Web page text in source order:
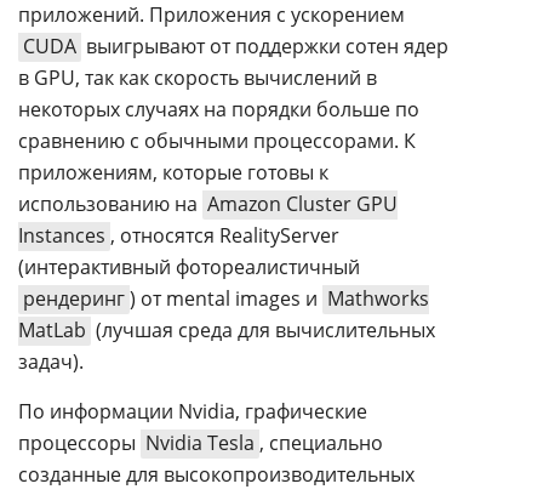
приложений. Приложения с ускорением
CUDA выигрывают от поддержки сотен ядер
в GPU, так как скорость вычислений в
некоторых случаях на порядки больше по
сравнению с обычными процессорами. К
приложениям, которые готовы к
использованию на Amazon Cluster GPU
Instances , относятся RealityServer
(интерактивный фотореалистичный
рендеринг) от mental images и Mathworks
MatLab (лучшая среда для вычислительных
задач).
По информации Nvidia, графические
процессоры Nvidia Tesla , специально
созданные для высокопроизводительных